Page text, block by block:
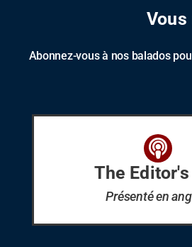
Vous
Abonnez-vous à nos balados
The
Présenté en